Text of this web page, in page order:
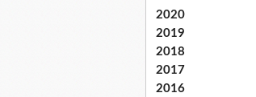
2020
2019
2018
2017
2016